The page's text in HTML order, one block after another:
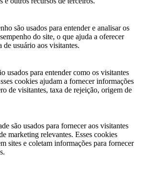
são usados ​​para entender e analisar os
do site, o que ajuda a oferecer
usuário aos visitantes.
usados ​​para entender como os visitantes
cookies ajudam a fornecer informações
de visitantes, taxa de rejeição, origem de
são usados ​​para fornecer aos visitantes
marketing relevantes. Esses cookies
sites e coletam informações para fornecer